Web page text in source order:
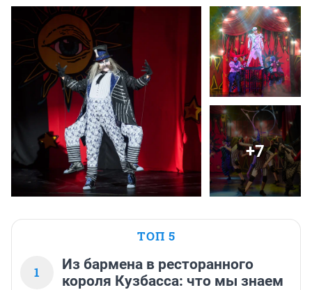
+7
ТОП 5
1
Из бармена в ресторанного
короля Кузбасса: что мы знаем